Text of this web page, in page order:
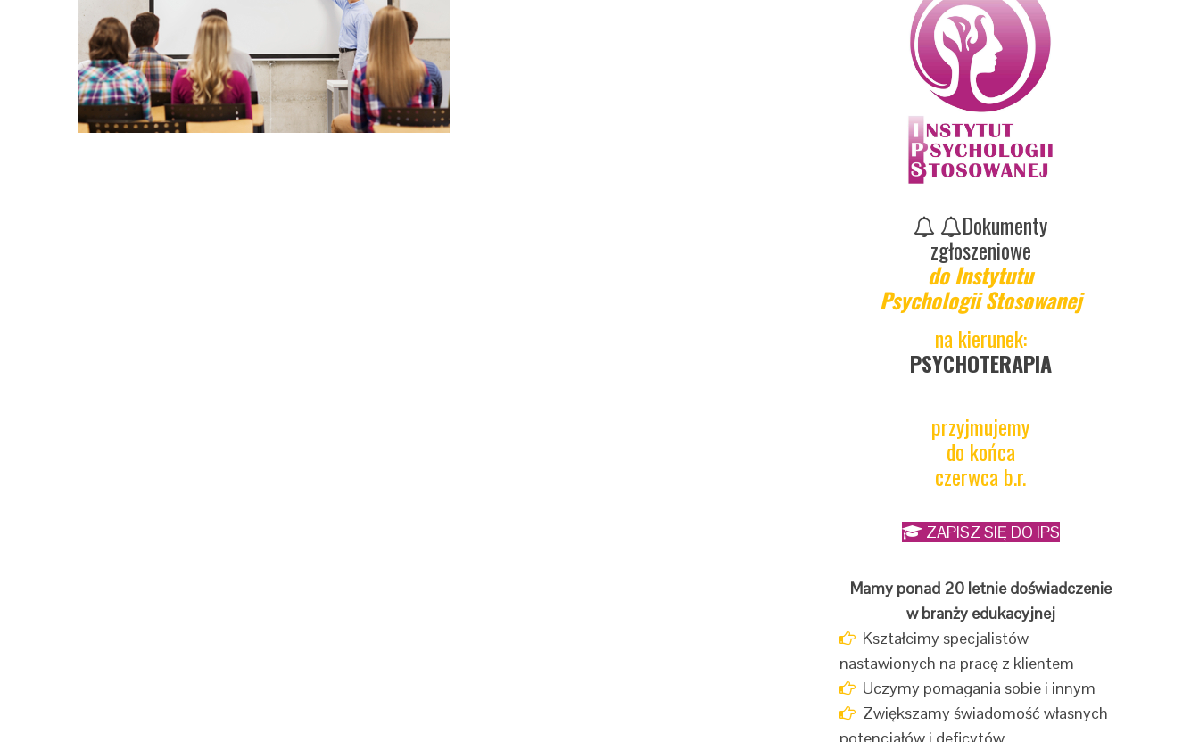
Dokumenty
zgłoszeniowe
do Instytutu
Psychologii Stosowanej
na kierunek:
PSYCHOTERAPIA
przyjmujemy
do końca
czerwca b.r.
ZAPISZ SIĘ DO IPS
Mamy ponad 20 letnie doświadczenie
w branży edukacyjnej
Kształcimy specjalistów
nastawionych na pracę z klientem
Uczymy pomagania sobie i innym
Zwiększamy świadomość własnych